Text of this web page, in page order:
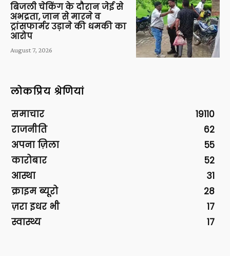
बिजली चेकिंग के दौरान जेई से
अभद्रता, जान से मारने व
ट्रांसफार्मर उड़ाने की धमकी का
आरोप
August 7, 2026
लोकप्रिय श्रेणियां
समाचार
19110
राजनीति
62
अपना ज़िला
55
कारोबार
52
आस्था
31
क्राइम ब्यूरो
28
ज़रा इधर भी
17
स्वास्थ्य
17